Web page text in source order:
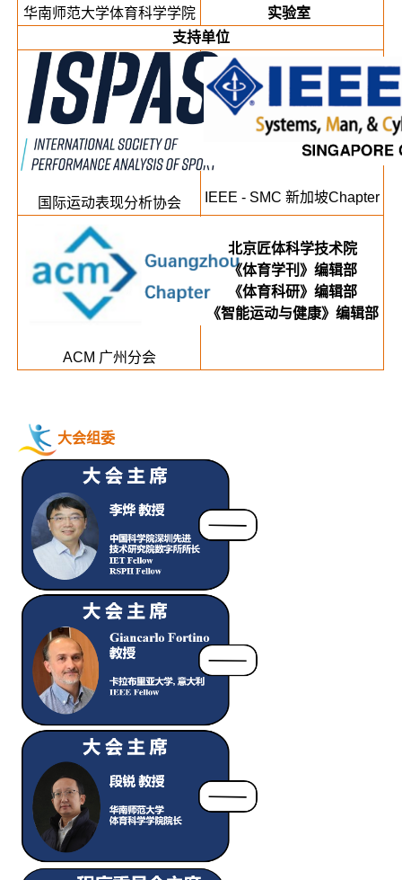
华南师范大学体育科学学院
实验室
支持单位
国际运动表现分析协会 IEEE - SMC 新加坡Chapter
ACM 广州分会
北京匠体科学技术院
《体育学刊》编辑部
《体育科研》编辑部
《智能运动与健康》编辑部
大会组委